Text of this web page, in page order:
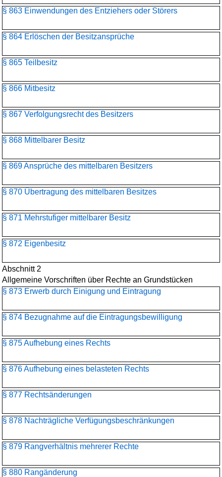
§ 863 Einwendungen des Entziehers oder Störers
§ 864 Erlöschen der Besitzansprüche
§ 865 Teilbesitz
§ 866 Mitbesitz
§ 867 Verfolgungsrecht des Besitzers
§ 868 Mittelbarer Besitz
§ 869 Ansprüche des mittelbaren Besitzers
§ 870 Übertragung des mittelbaren Besitzes
§ 871 Mehrstufiger mittelbarer Besitz
§ 872 Eigenbesitz
Abschnitt 2
Allgemeine Vorschriften über Rechte an Grundstücken
§ 873 Erwerb durch Einigung und Eintragung
§ 874 Bezugnahme auf die Eintragungsbewilligung
§ 875 Aufhebung eines Rechts
§ 876 Aufhebung eines belasteten Rechts
§ 877 Rechtsänderungen
§ 878 Nachträgliche Verfügungsbeschränkungen
§ 879 Rangverhältnis mehrerer Rechte
§ 880 Rangänderung